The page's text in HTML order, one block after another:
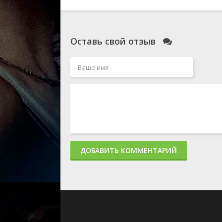
Оставь свой отзыв
ДОБАВИТЬ КОММЕНТАРИЙ